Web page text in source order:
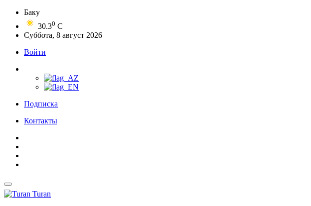
Баку
30.30 C
Суббота, 8 август 2026
Войти
Подписка
Контакты
Turan